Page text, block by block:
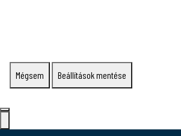
Mégsem Beállítások mentése